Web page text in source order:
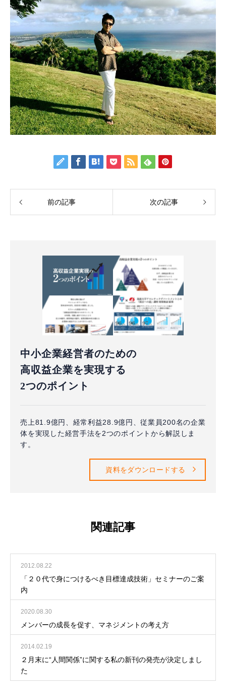
前の記事 次の記事
中小企業経営者のための
高収益企業を実現する
2つのポイント
売上81.9億円、経常利益28.9億円、従業員200名の企業
体を実現した経営手法を2つのポイントから解説しま
す。
資料をダウンロードする
関連記事
2012.08.22
「２０代で身につけるべき目標達成技術」セミナーのご案
内
2020.08.30
メンバーの成長を促す、マネジメントの考え方
2014.02.19
２月末に“人間関係”に関する私の新刊の発売が決定しまし
た